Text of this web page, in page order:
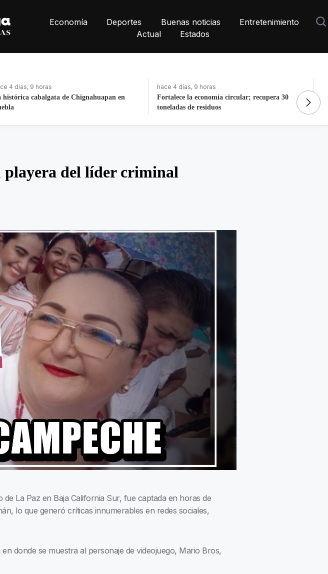
Economía Deportes Buenas noticias
Entretenimiento
Actual
Estados
4 días, 9 horas
histórica cabalgata de Chignahuapan en
hace 4 días, 9 horas
Fortalece la economía circular; recupera 30
toneladas de residuos
playera del líder criminal
La Paz en Baja California Sur, fue captada en horas de
lo que generó críticas innumerables en redes sociales,
donde se muestra al personaje de videojuego, Mario Bros,